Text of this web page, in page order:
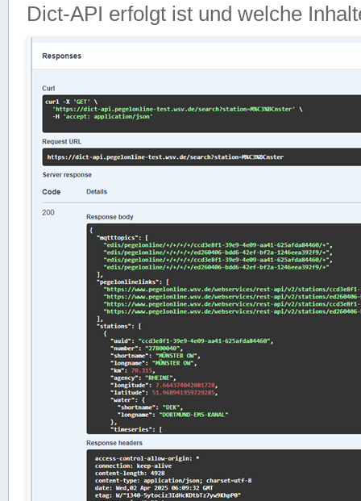
Dict-API erfolgt ist und welche